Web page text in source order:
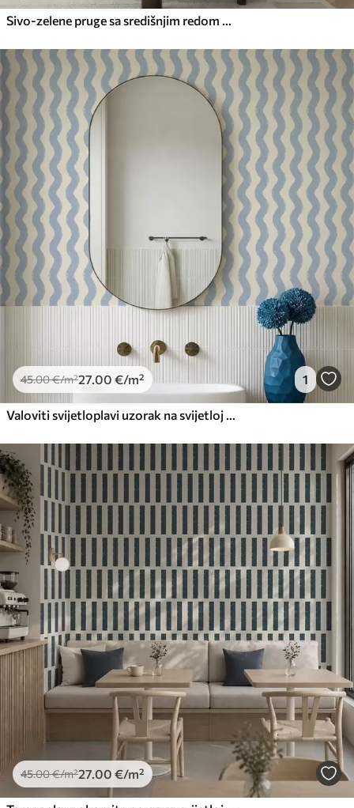
Sivo-zelene pruge sa središnjim redom krugova
45.00€/m²27.00 €/m² 1
Valoviti svijetloplavi uzorak na svijetloj pozadini
45.00€/m²27.00 €/m²